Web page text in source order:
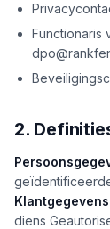
Functionaris
2.
Klantgegevens
diens